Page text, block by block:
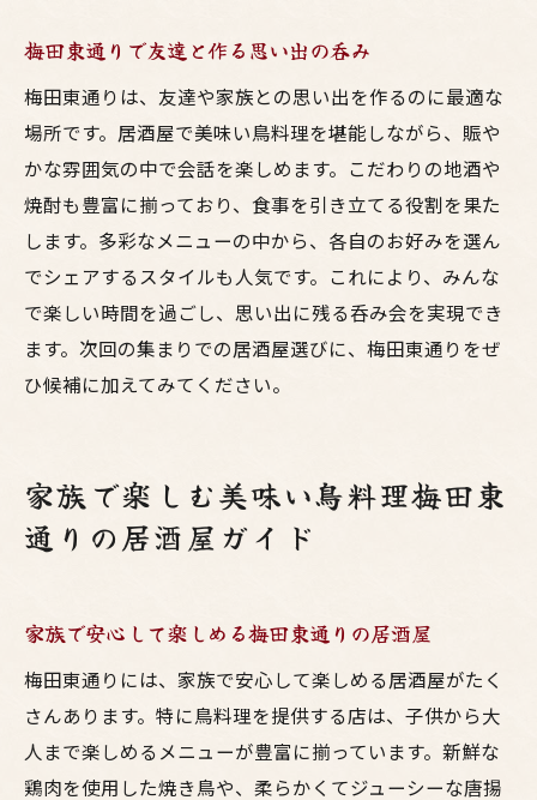
梅田東通りで友達と作る思い出の呑み
梅田東通りは、友達や家族との思い出を作るのに最適な
場所です。居酒屋で美味い鳥料理を堪能しながら、賑や
かな雰囲気の中で会話を楽しめます。こだわりの地酒や
焼酎も豊富に揃っており、食事を引き立てる役割を果た
します。多彩なメニューの中から、各自のお好みを選ん
でシェアするスタイルも人気です。これにより、みんな
で楽しい時間を過ごし、思い出に残る呑み会を実現でき
ます。次回の集まりでの居酒屋選びに、梅田東通りをぜ
ひ候補に加えてみてください。
家族で楽しむ美味い鳥料理梅田東
通りの居酒屋ガイド
家族で安心して楽しめる梅田東通りの居酒屋
梅田東通りには、家族で安心して楽しめる居酒屋がたく
さんあります。特に鳥料理を提供する店は、子供から大
人まで楽しめるメニューが豊富に揃っています。新鮮な
鶏肉を使用した焼き鳥や、柔らかくてジューシーな唐揚